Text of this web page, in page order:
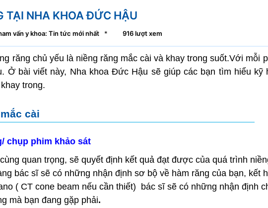
TẠI NHA KHOA ĐỨC HẬU
vấn y khoa: Tin tức mới nhất * 916 lượt xem
răng chủ yếu là niềng răng mắc cài và khay trong suốt.Với mỗi
Ở bài viết này, Nha khoa Đức Hậu sẽ giúp các bạn tìm hiểu kỹ
trong.
cài
chụp phim khảo sát
quan trọng, sẽ quyết định kết quả đạt được của quá trình
bác sĩ sẽ có những nhận định sơ bộ về hàm răng của bạn, kết
( CT cone beam nếu cần thiết) bác sĩ sẽ có những nhận định
mà bạn đang gặp phải.